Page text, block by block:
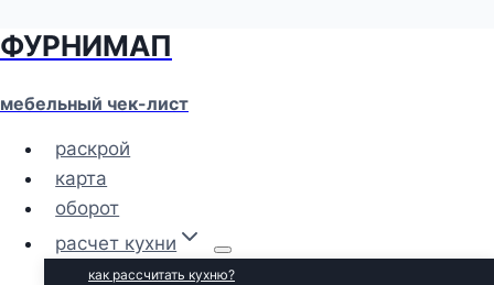
Перейти
содержимому
ФУРНИМАП
мебельный чек-лист
раскрой
карта
оборот
расчет кухни
как рассчитать кухню?